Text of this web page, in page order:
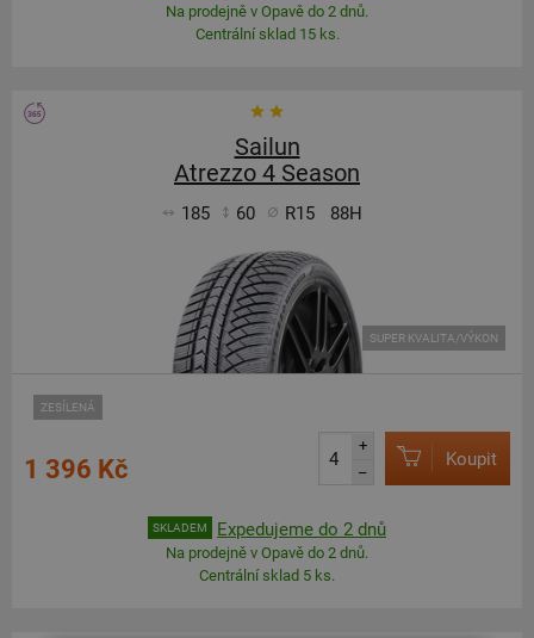
Na prodejně v Opavě do 2 dnů.
Centrální sklad 15 ks.
Sailun
Atrezzo 4 Season
185 60 R15 88H
ZESÍLENÁ
SUPER KVALITA/VÝKON
1 396 Kč
+
–
Koupit
SKLADEM Expedujeme do 2 dnů
Na prodejně v Opavě do 2 dnů.
Centrální sklad 5 ks.